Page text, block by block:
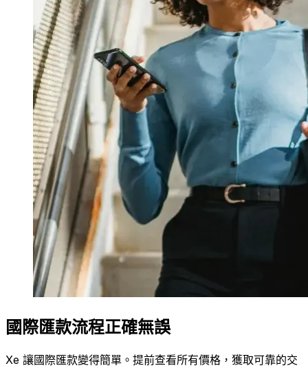
國際匯款流程正確無誤
Xe 讓國際匯款變得簡單。提前查看所有價格，獲取可靠的交